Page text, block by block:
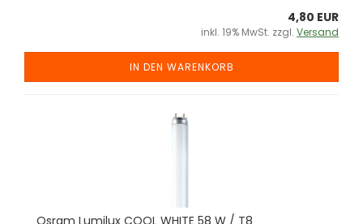
4,80 EUR
inkl. 19% MwSt. zzgl. Versand
IN DEN WARENKORB
Osram Lu­mi­lux COOL WHITE 58 W / T8